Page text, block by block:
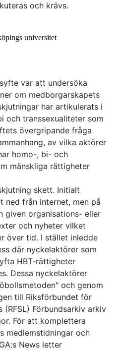
och krävs.
universitet
var att undersöka
om medborgarskapets
har artikulerats i
och transsexualiteter som
övergripande fråga
av vilka aktörer
homo-, bi- och
mänskliga rättigheter
skett. Initialt
ned från internet, men på
given organisations- eller
och nyheter vilket
över tid. I stället inledde
där nyckelaktörer som
HBT-rättigheter
Dessa nyckelaktörer
och genom
till Riksförbundet för
Förbundsarkiv arkiv
För att komplettera
medlemstidningar och
News letter